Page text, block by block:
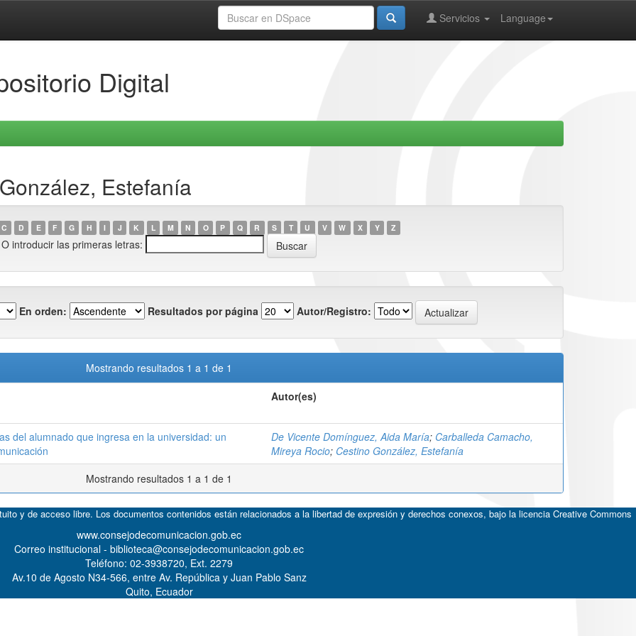
Language
Servicios
Digital
Estefanía
C D E F G H I J K L M N O P Q R S T U V W X Y Z
O introducir las primeras letras:
En orden: Resultados por página Autor/Registro:
Mostrando resultados 1 a 1 de 1
Autor(es)
del alumnado que ingresa en la universidad: un
De Vicente Domínguez, Aida María; Carballeda Camacho,
Mireya Rocio; Cestino González, Estefanía
Mostrando resultados 1 a 1 de 1
y de acceso libre. Los documentos contenidos están relacionados a la libertad de expresión y derechos conexos, bajo la licencia Creative Commons
www.consejodecomunicacion.gob.ec
Correo institucional - biblioteca@consejodecomunicacion.gob.ec
Teléfono: 02-3938720, Ext. 2279
Av.10 de Agosto N34-566, entre Av. República y Juan Pablo Sanz
Quito, Ecuador